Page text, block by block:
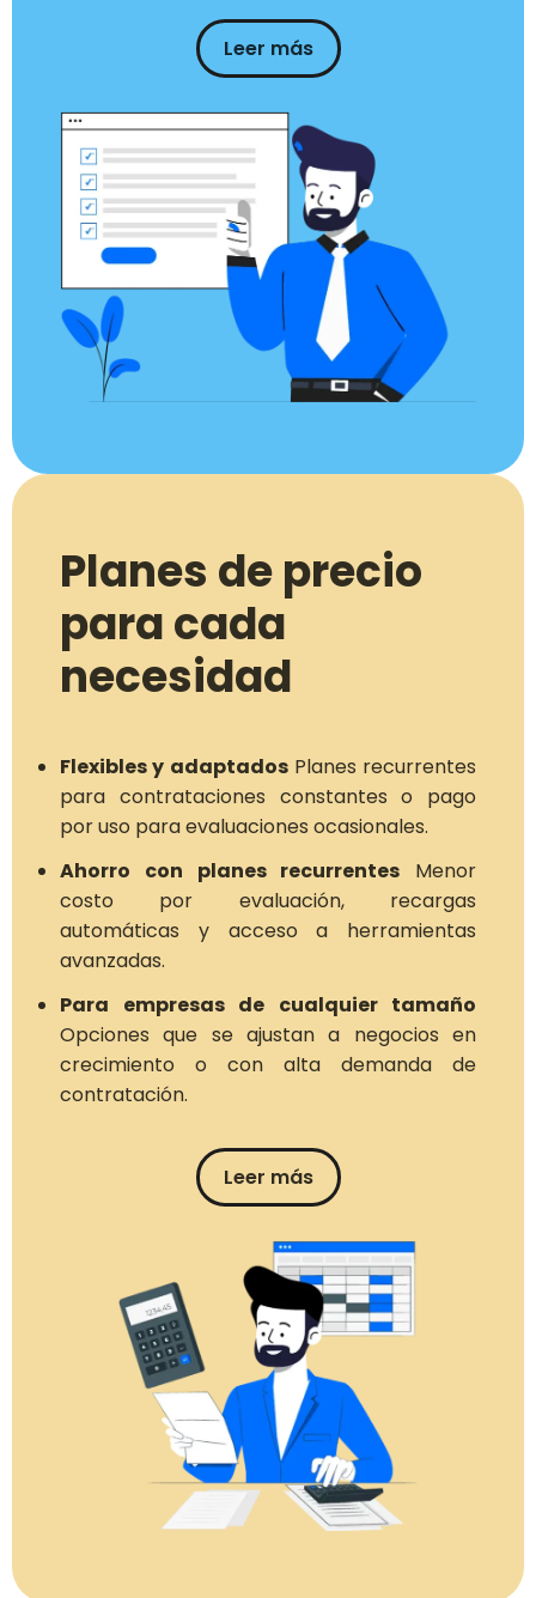
Leer más
Planes de precio
para cada
necesidad
Flexibles y adaptadosPlanes recurrentes
para contrataciones constantes o pago
por uso para evaluaciones ocasionales.
Ahorro con planes recurrentes Menor
costo por evaluación, recargas
automáticas y acceso a herramientas
avanzadas.
Para empresas de cualquier tamaño
Opciones que se ajustan a negocios en
crecimiento o con alta demanda de
contratación.
Leer más